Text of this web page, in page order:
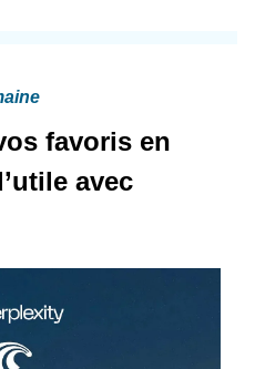
favoris en
avec